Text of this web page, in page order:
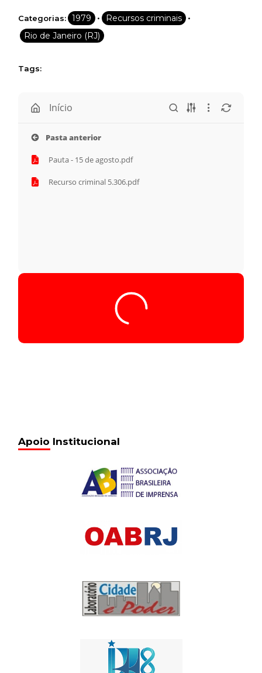
Categorias: 1979 • Recursos criminais •
Rio de Janeiro (RJ)
Tags:
Início
Pasta anterior
Pauta - 15 de agosto.pdf
Recurso criminal 5.306.pdf
Apoio Institucional
Assine e receba os conteúdos no seu e-mail.
Desenvolvido por SendPulse